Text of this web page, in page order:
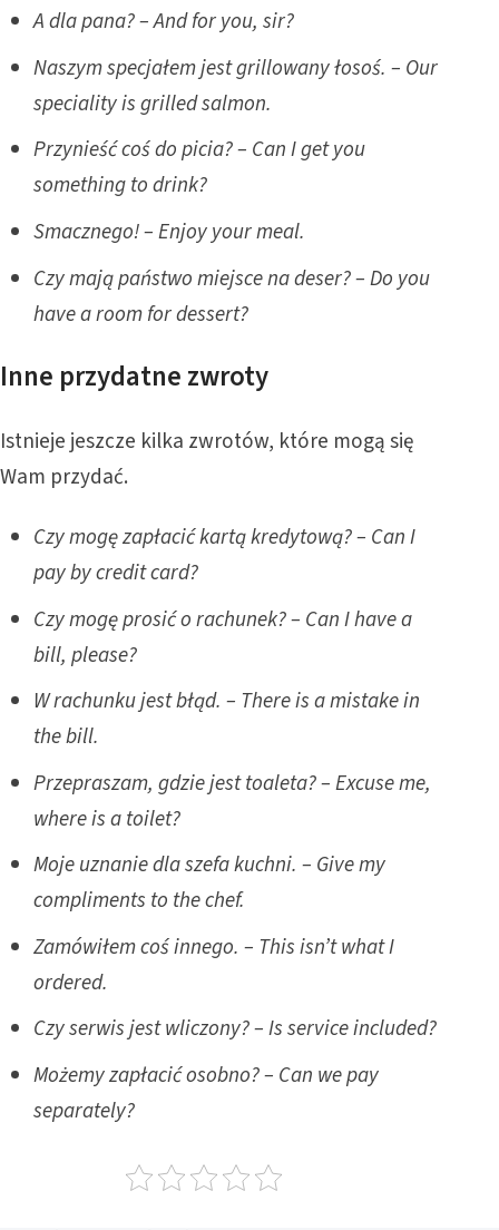
A dla pana? – And for you, sir?
Naszym specjałem jest grillowany łosoś. – Our
speciality is grilled salmon.
Przynieść coś do picia? – Can I get you
something to drink?
Smacznego! – Enjoy your meal.
Czy mają państwo miejsce na deser? – Do you
have a room for dessert?
Inne przydatne zwroty
Istnieje jeszcze kilka zwrotów, które mogą się
Wam przydać.
Czy mogę zapłacić kartą kredytową? – Can I
pay by credit card?
Czy mogę prosić o rachunek? – Can I have a
bill, please?
W rachunku jest błąd. – There is a mistake in
the bill.
Przepraszam, gdzie jest toaleta? – Excuse me,
where is a toilet?
Moje uznanie dla szefa kuchni. – Give my
compliments to the chef.
Zamówiłem coś innego. – This isn’t what I
ordered.
Czy serwis jest wliczony? – Is service included?
Możemy zapłacić osobno? – Can we pay
separately?